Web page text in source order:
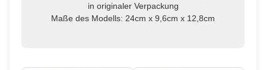
in originaler Verpackung
Maße des Modells: 24cm x 9,6cm x 12,8cm